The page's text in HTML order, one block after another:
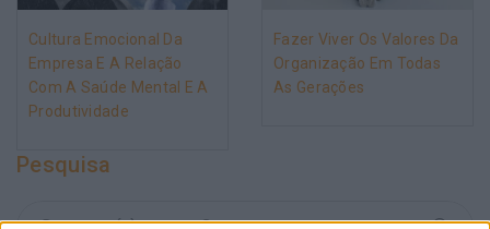
Cultura Emocional Da
Empresa E A Relação
Com A Saúde Mental E A
Produtividade
Fazer Viver Os Valores Da
Organização Em Todas
As Gerações
Pesquisa